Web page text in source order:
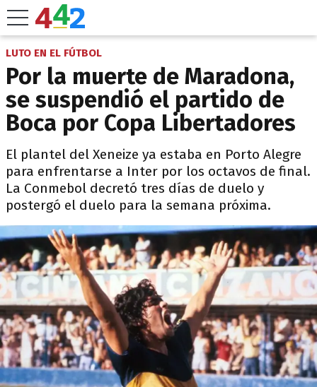
LUTO EN EL FÚTBOL
Por la muerte de Maradona,
se suspendió el partido de
Boca por Copa Libertadores
El plantel del Xeneize ya estaba en Porto Alegre
para enfrentarse a Inter por los octavos de final.
La Conmebol decretó tres días de duelo y
postergó el duelo para la semana próxima.